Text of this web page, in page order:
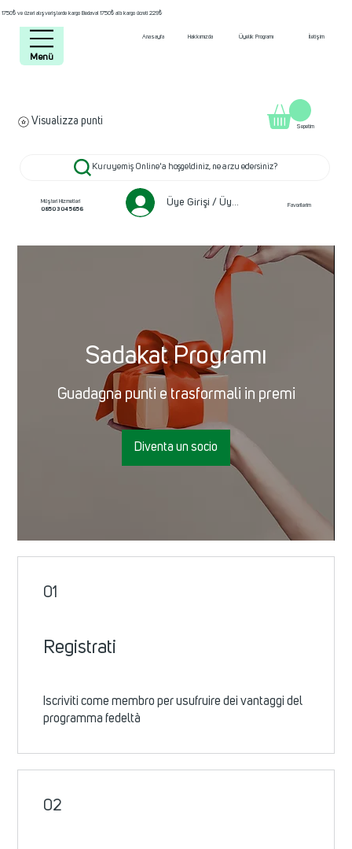
1750₺ ve üzeri alışverişlerde kargo Bedava! 1750₺ altı kargo ücreti 229₺
Anasayfa Hakkımızda Üyelik Programı İletişim
Kuruyemiş Online'a hoşgeldiniz, ne arzu edersiniz?
Müşteri Hizmetleri
0850 304 5656
Üye Girişi / Üye ol
Visualizza punti
Favorilerim
Sepetim
Menü
Sadakat Programı
Guadagna punti e trasformali in premi
Diventa un socio
01
Registrati
Iscriviti come membro per usufruire dei vantaggi del
programma fedeltà
02